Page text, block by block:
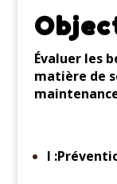
Évaluer les
matière de
I